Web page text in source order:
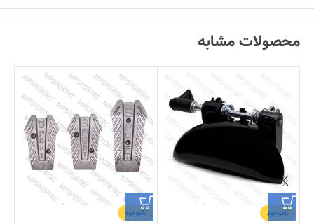
محصولات مشابه
ناموجود ناموجود